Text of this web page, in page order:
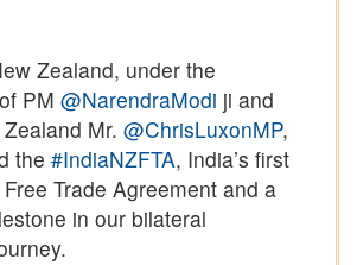
Zealand, under the
PM @NarendraModi ji and
Mr. @ChrisLuxonMP,
the #IndiaNZFTA, India’s first
Trade Agreement and a
in our bilateral